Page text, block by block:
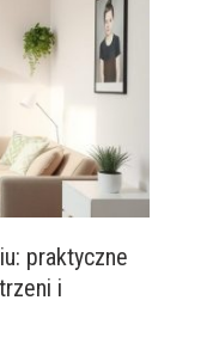
praktyczne
i